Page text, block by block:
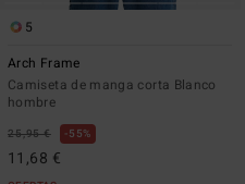
5
Arch Frame
Camiseta de manga corta Blanco
hombre
25,95 € 55%
11,68 €